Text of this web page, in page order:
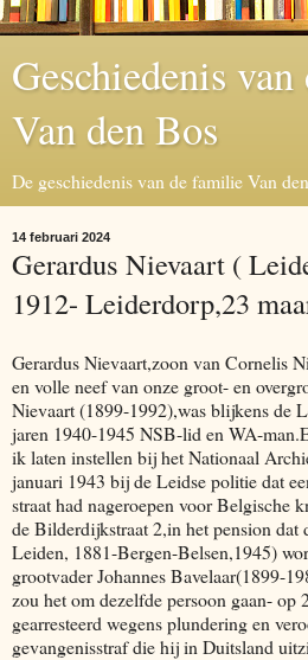
Geschiedenis
Van den Bos
De geschiedenis van de familie Van
14 februari 2024
Gerardus Nievaart (
1912- Leiderdorp,23
Gerardus Nievaart,zoon van Cornelis
en volle neef van onze groot- en
Nievaart (1899-1992),was blijkens de
jaren 1940-1945 NSB-lid en WA-
ik laten instellen bij het Nationaal
januari 1943 bij de Leidse politie dat
straat had nageroepen voor Belgische
de Bilderdijkstraat 2,in het pension dat
Leiden, 1881-Bergen-Belsen,1945)
grootvader Johannes Bavelaar(1899-
zou het om dezelfde persoon gaan- op
gearresteerd wegens plundering en
gevangenisstraf die hij in Duitsland